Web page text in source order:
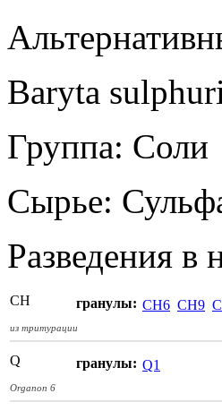
Baryta
Группа: Соли
Сырье:
Разведения в
СН гранулы: CH6 CH9
из тритурации
Q гранулы: Q1
Organon 6